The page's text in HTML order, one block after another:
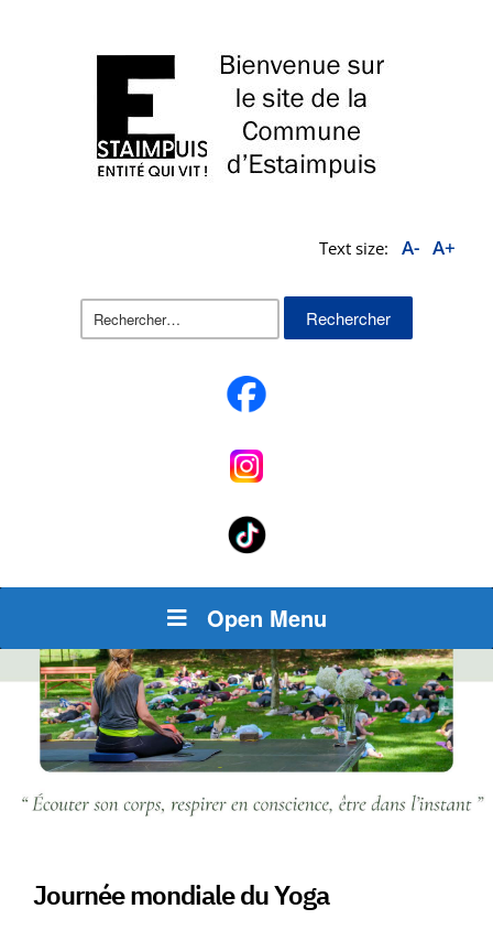
Text size: A- A+
Rechercher :
Open Menu
Journée mondiale du Yoga